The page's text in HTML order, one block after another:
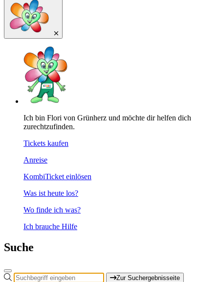
Ich bin Flori von Grünherz und möchte dir helfen dich
zurechtzufinden.
Tickets kaufen
Anreise
KombiTicket einlösen
Was ist heute los?
Wo finde ich was?
Ich brauche Hilfe
Suche
Zur Suchergebnisseite